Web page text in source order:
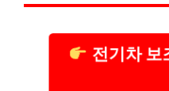
전기차 보